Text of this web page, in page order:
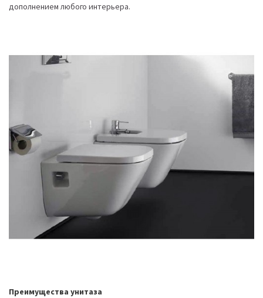
дополнением любого интерьера.
Преимущества унитаза